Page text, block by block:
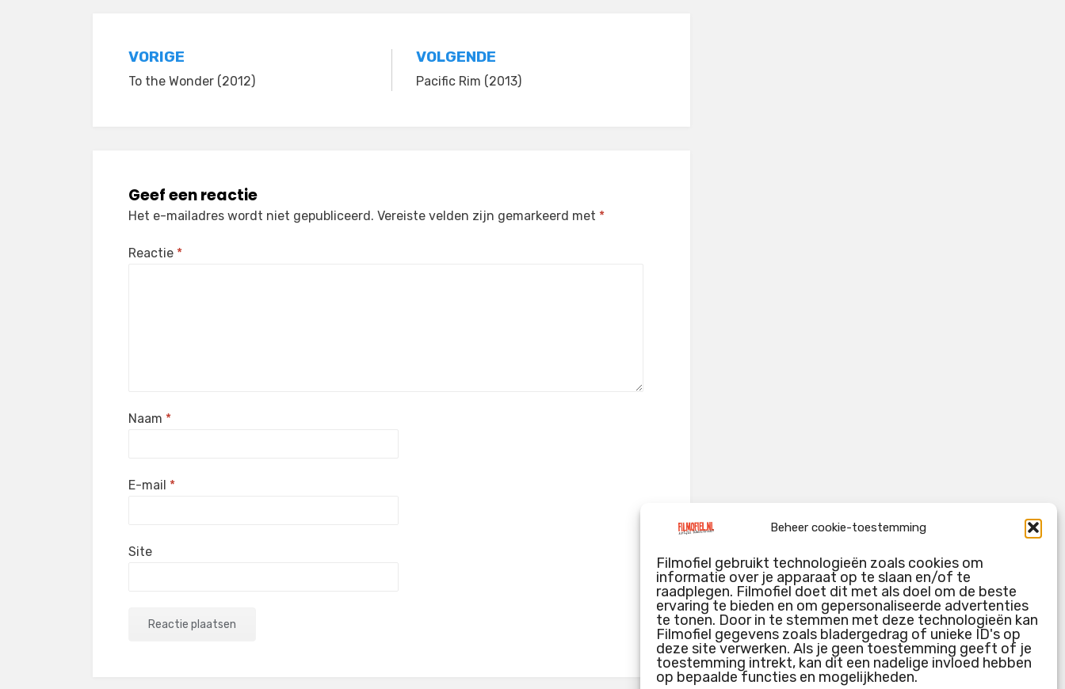
Beheer cookie-toestemming
Filmofiel gebruikt technologieën zoals cookies om
informatie over je apparaat op te slaan en/of te
raadplegen. Filmofiel doet dit met als doel om de beste
ervaring te bieden en om gepersonaliseerde advertenties
te tonen. Door in te stemmen met deze technologieën kan
Filmofiel gegevens zoals bladergedrag of unieke ID's op
deze site verwerken. Als je geen toestemming geeft of je
toestemming intrekt, kan dit een nadelige invloed hebben
op bepaalde functies en mogelijkheden.
Bericht
navigatie
VORIGE
To the Wonder (2012)
VOLGENDE
Pacific Rim (2013)
Geef een reactie
Het e-mailadres wordt niet gepubliceerd. Vereiste velden zijn gemarkeerd met *
Reactie *
Naam *
E-mail *
Site